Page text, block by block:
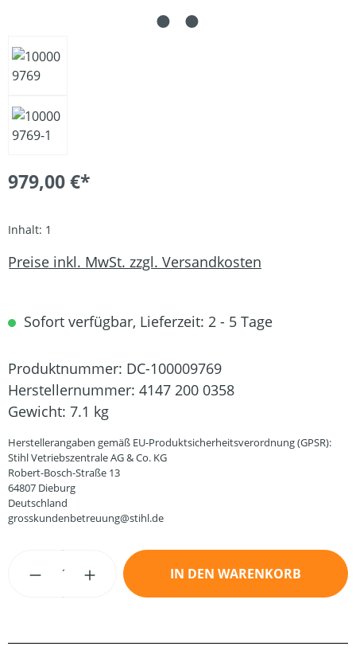
979,00 €*
Inhalt: 1
Preise inkl. MwSt. zzgl. Versandkosten
Sofort verfügbar, Lieferzeit: 2 - 5 Tage
Produktnummer: DC-100009769
Herstellernummer: 4147 200 0358
Gewicht: 7.1 kg
Herstellerangaben gemäß EU-Produktsicherheitsverordnung (GPSR):
Stihl Vetriebszentrale AG & Co. KG
Robert-Bosch-Straße 13
64807 Dieburg
Deutschland
grosskundenbetreuung@stihl.de
Produkt Anzahl: Gib den gewünschten
IN DEN WARENKORB